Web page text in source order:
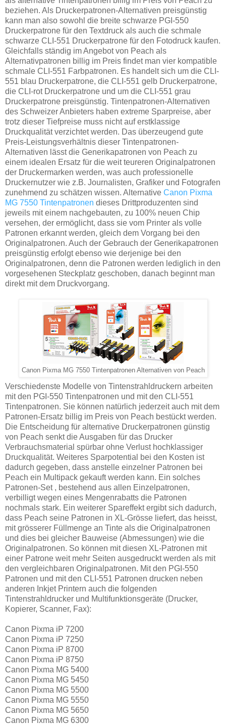
beziehen. Als Druckerpatronen-Alternativen preisgünstig
kann man also sowohl die breite schwarze PGI-550
Druckerpatrone für den Textdruck als auch die schmale
schwarze CLI-551 Druckerpatrone für den Fotodruck kaufen.
Gleichfalls ständig im Angebot von Peach als
Alternativpatronen billig im Preis findet man vier kompatible
schmale CLI-551 Farbpatronen. Es handelt sich um die CLI-
551 blau Druckerpatrone, die CLI-551 gelb Druckerpatrone,
die CLI-rot Druckerpatrone und um die CLI-551 grau
Druckerpatrone preisgünstig. Tintenpatronen-Alternativen
des Schweizer Anbieters haben extreme Sparpreise, aber
trotz dieser Tiefpreise muss nicht auf erstklassige
Druckqualität verzichtet werden. Das überzeugend gute
Preis-Leistungsverhältnis dieser Tintenpatronen-
Alternativen lässt die Generikapatronen von Peach zu
einem idealen Ersatz für die weit teureren Originalpatronen
der Druckermarken werden, was auch professionelle
Druckernutzer wie z.B. Journalisten, Grafiker und Fotografen
zunehmend zu schätzen wissen. Alternative Canon Pixma
MG 7550 Tintenpatronen dieses Drittproduzenten sind
jeweils mit einem nachgebauten, zu 100% neuen Chip
versehen, der ermöglicht, dass sie vom Printer als volle
Patronen erkannt werden, gleich dem Vorgang bei den
Originalpatronen. Auch der Gebrauch der Generikapatronen
preisgünstig erfolgt ebenso wie derjenige bei den
Originalpatronen, denn die Patronen werden lediglich in den
vorgesehenen Steckplatz geschoben, danach beginnt man
direkt mit dem Druckvorgang.
Canon Pixma MG 7550 Tintenpatronen Alternativen von Peach
Verschiedenste Modelle von Tintenstrahldruckern arbeiten
mit den PGI-550 Tintenpatronen und mit den CLI-551
Tintenpatronen. Sie können natürlich jederzeit auch mit dem
Patronen-Ersatz billig im Preis von Peach bestückt werden.
Die Entscheidung für alternative Druckerpatronen günstig
von Peach senkt die Ausgaben für das Drucker
Verbrauchsmaterial spürbar ohne Verlust hochklassiger
Druckqualität. Weiteres Sparpotential bei den Kosten ist
dadurch gegeben, dass anstelle einzelner Patronen bei
Peach ein Multipack gekauft werden kann. Ein solches
Patronen-Set , bestehend aus allen Einzelpatronen,
verbilligt wegen eines Mengenrabatts die Patronen
nochmals stark. Ein weiterer Spareffekt ergibt sich dadurch,
dass Peach seine Patronen in XL-Grösse liefert, das heisst,
mit grösserer Füllmenge an Tinte als die Originalpatronen
und dies bei gleicher Bauweise (Abmessungen) wie die
Originalpatronen. So können mit diesen XL-Patronen mit
einer Patrone weit mehr Seiten ausgedruckt werden als mit
den vergleichbaren Originalpatronen. Mit den PGI-550
Patronen und mit den CLI-551 Patronen drucken neben
anderen Inkjet Printern auch die folgenden
Tintenstrahldrucker und Multifunktionsgeräte (Drucker,
Kopierer, Scanner, Fax):
Canon Pixma iP 7200
Canon Pixma iP 7250
Canon Pixma iP 8700
Canon Pixma iP 8750
Canon Pixma MG 5400
Canon Pixma MG 5450
Canon Pixma MG 5500
Canon Pixma MG 5550
Canon Pixma MG 5650
Canon Pixma MG 6300